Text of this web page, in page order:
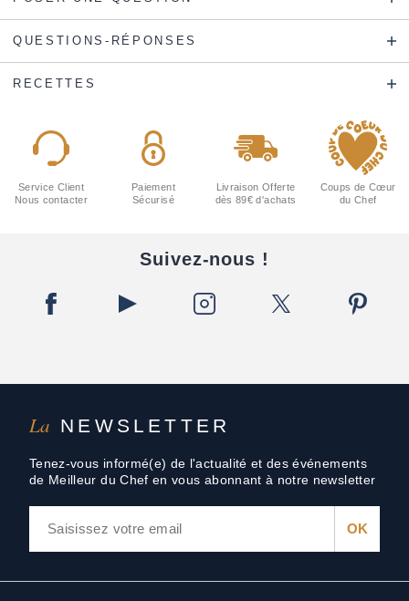
QUESTIONS-RÉPONSES
RECETTES
La NEWSLETTER
Tenez-vous informé(e) de l'actualité et des événements
de Meilleur du Chef en vous abonnant à notre newsletter
Service Client
Nous contacter
Paiement
Sécurisé
Livraison Offerte
dès 89€ d'achats
Coups de Cœur
du Chef
Suivez-nous !